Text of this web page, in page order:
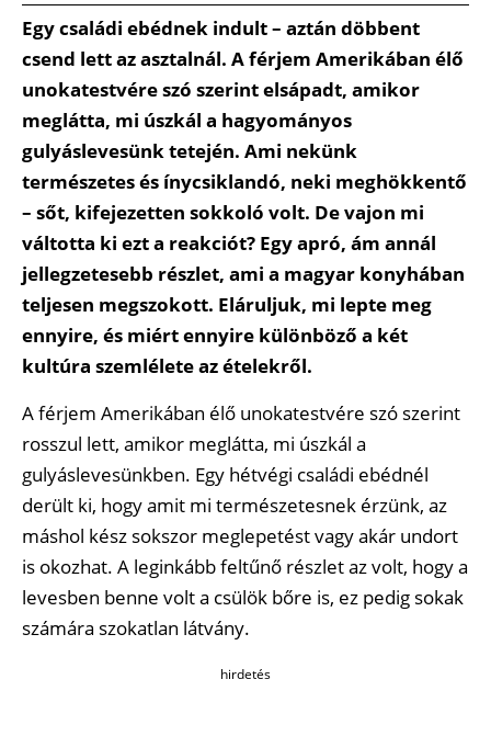
Egy családi ebédnek indult – aztán döbbent
csend lett az asztalnál. A férjem Amerikában élő
unokatestvére szó szerint elsápadt, amikor
meglátta, mi úszkál a hagyományos
gulyáslevesünk tetején. Ami nekünk
természetes és ínycsiklandó, neki meghökkentő
– sőt, kifejezetten sokkoló volt. De vajon mi
váltotta ki ezt a reakciót? Egy apró, ám annál
jellegzetesebb részlet, ami a magyar konyhában
teljesen megszokott. Eláruljuk, mi lepte meg
ennyire, és miért ennyire különböző a két
kultúra szemlélete az ételekről.
A férjem Amerikában élő unokatestvére szó szerint
rosszul lett, amikor meglátta, mi úszkál a
gulyáslevesünkben. Egy hétvégi családi ebédnél
derült ki, hogy amit mi természetesnek érzünk, az
máshol kész sokszor meglepetést vagy akár undort
is okozhat. A leginkább feltűnő részlet az volt, hogy a
levesben benne volt a csülök bőre is, ez pedig sokak
számára szokatlan látvány.
hirdetés